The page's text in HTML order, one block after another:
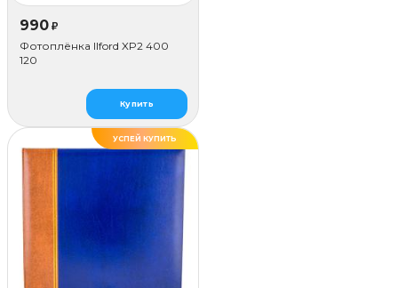
990 ₽
Фотоплёнка Ilford XP2 400
120
Купить
УСПЕЙ КУПИТЬ